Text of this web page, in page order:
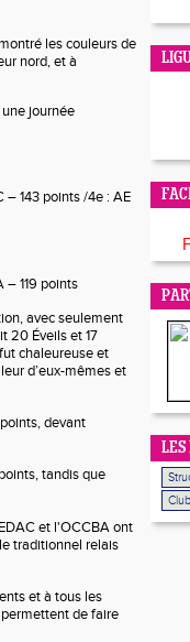
les couleurs de
nord, et à
journée
– 143 points /4e : AE
– 119 points
avec seulement
20 Éveils et 17
chaleureuse et
d’eux-mêmes et
, devant
, tandis que
et l'OCCBA ont
traditionnel relais
et à tous les
de faire
LES